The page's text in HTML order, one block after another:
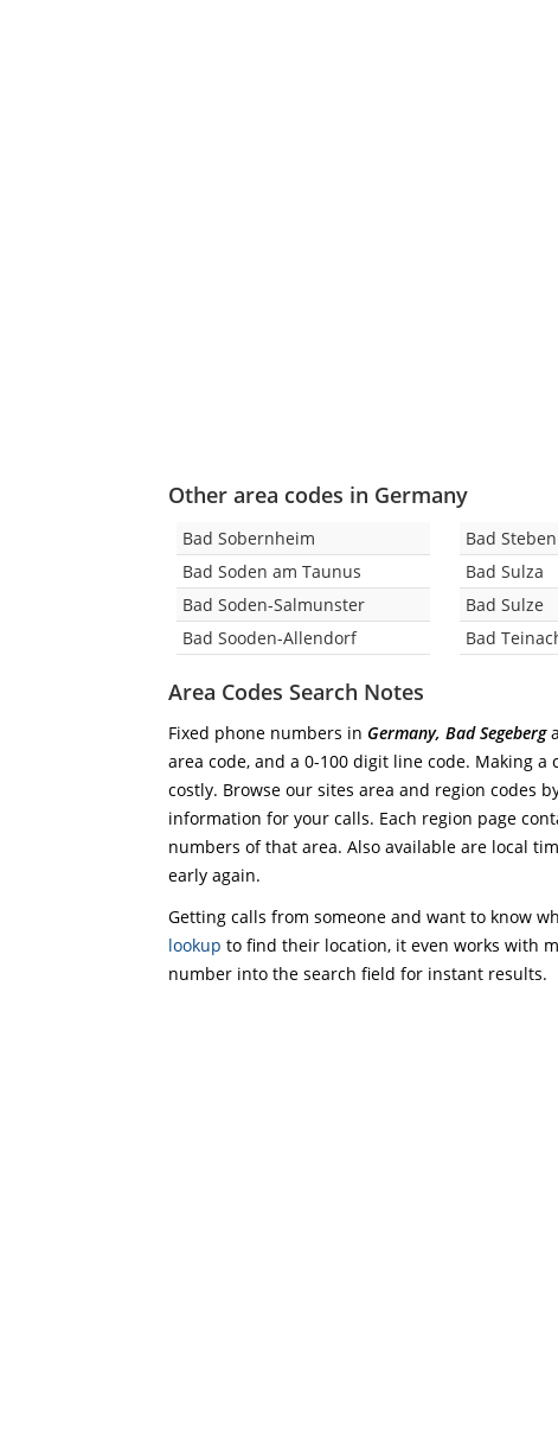
Other area codes in Germany
Bad Sobernheim
Bad Soden am Taunus
Bad Soden-Salmunster
Bad Sooden-Allendorf
Bad Steben
Bad Sulza
Bad Sulze
Bad
Area Codes Search Notes
Fixed phone numbers in Germany, Bad Segeberg
area code, and a 0-100 digit line code. Making
costly. Browse our sites area and region codes
information for your calls. Each region page
numbers of that area. Also available are local
early again.
Getting calls from someone and want to know
lookup to find their location, it even works with
number into the search field for instant results.